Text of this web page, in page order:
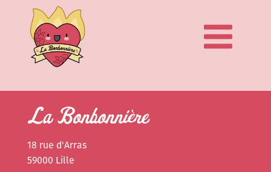
La Bonbonnière
18 rue d'Arras
59000 Lille